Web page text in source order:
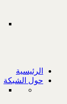
الرئيسية
حول الشبكة